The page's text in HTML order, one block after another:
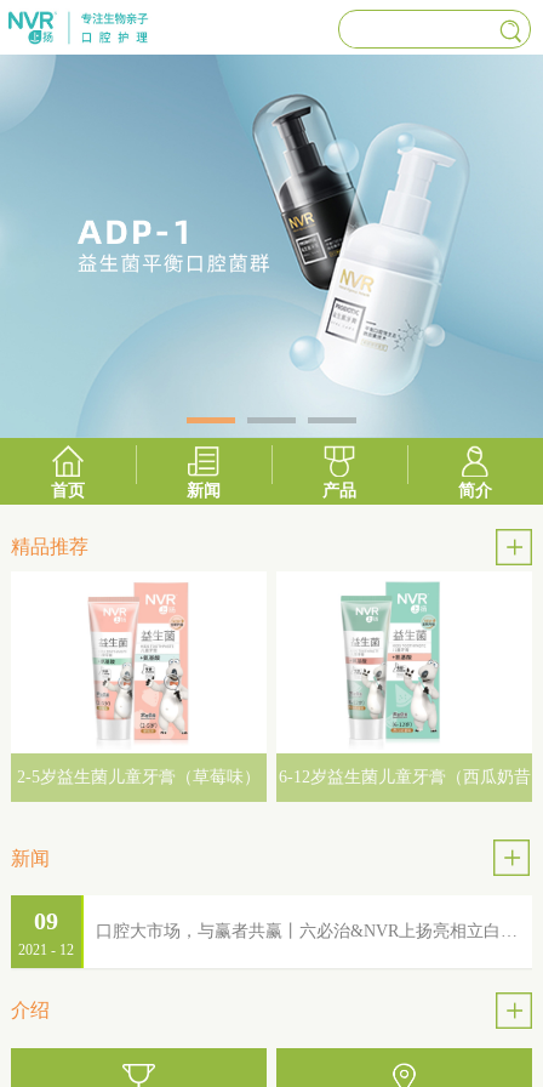
首页 新闻 产品 简介
精品推荐
2-5岁益生菌儿童牙膏（草莓味） 6-12岁益生菌儿童牙膏（西瓜奶昔
新闻
2021 - 12
09
介绍